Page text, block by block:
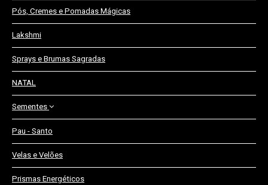
Pós, Cremes e Pomadas Mágicas
Lakshmi
Sprays e Brumas Sagradas
NATAL
Sementes
Olho de Boi
Olho de Cabra
Pau - Santo
Velas e Velões
Prismas Energéticos